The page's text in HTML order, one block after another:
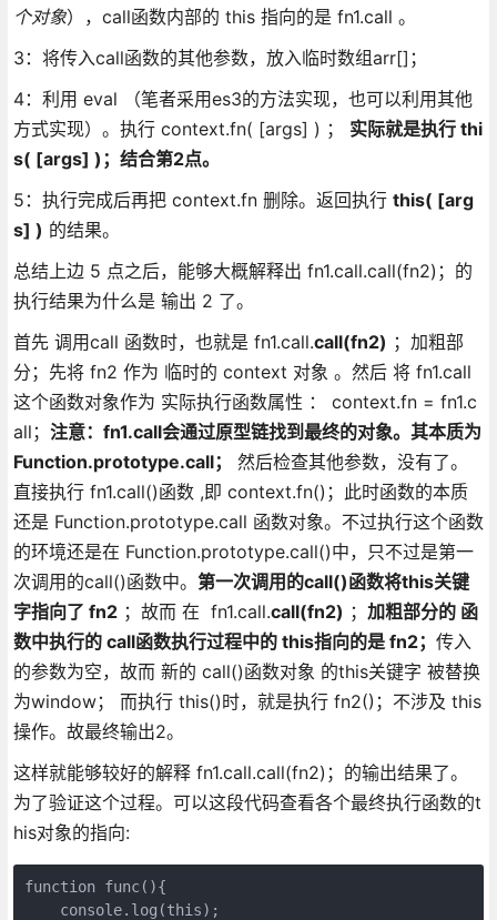
个对象），call函数内部的 this 指向的是 fn1.call 。
3：将传入call函数的其他参数，放入临时数组arr[]；
4：利用 eval （笔者采用es3的方法实现，也可以利用其他
方式实现）。执行 context.fn( [args] ) ； 实际就是执行 thi
s( [args] )； 结合第2点。
5：执行完成后再把 context.fn 删除。返回执行 this( [arg
s] ) 的结果。
总结上边 5 点之后，能够大概解释出 fn1.call.call(fn2)；的
执行结果为什么是 输出 2 了。
首先 调用call 函数时，也就是 fn1.call.call(fn2) ；加粗部
分；先将 fn2 作为 临时的 context 对象 。然后 将 fn1.call
这个函数对象作为 实际执行函数属性 ： context.fn = fn1.c
all； 注意：fn1.call会通过原型链找到最终的对象。其本质为
Function.prototype.call；
然后检查其他参数，没有了。
直接执行 fn1.call()函数 ,即 context.fn()；此时函数的本质
还是 Function.prototype.call 函数对象。不过执行这个函数
的环境还是在 Function.prototype.call()中，只不过是第一
次调用的call()函数中。 第一次调用的call()函数将this关键
字指向了 fn2；故而 在 fn1.call.call(fn2) ； 加粗部分的 函
数中执行的 call函数执行过程中的 this指向的是 fn2； 传入
的参数为空，故而 新的 call()函数对象 的this关键字 被替换
为window； 而执行 this()时，就是执行 fn2()；不涉及 this
操作。故最终输出2。
这样就能够较好的解释 fn1.call.call(fn2)；的输出结果了。
为了验证这个过程。可以这段代码查看各个最终执行函数的t
his对象的指向:
function func(){
    console.log(this);